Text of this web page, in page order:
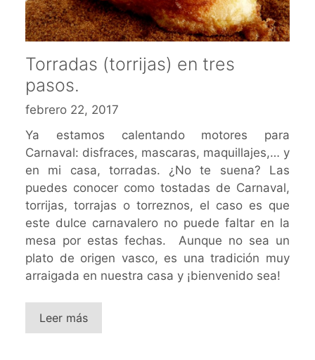
Torradas (torrijas) en tres
pasos.
febrero 22, 2017
Ya estamos calentando motores para
Carnaval: disfraces, mascaras, maquillajes,… y
en mi casa, torradas. ¿No te suena? Las
puedes conocer como tostadas de Carnaval,
torrijas, torrajas o torreznos, el caso es que
este dulce carnavalero no puede faltar en la
mesa por estas fechas. Aunque no sea un
plato de origen vasco, es una tradición muy
arraigada en nuestra casa y ¡bienvenido sea!
Leer más